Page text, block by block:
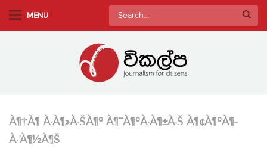
MENU
Search
for:
À¶†À¶ À·À¶»À·ŠÀ¶º À¶¯À¶ºÀ·À¶±À·Š À¶¢À¶ºÀ¶­
À·’À¶½À¶Š